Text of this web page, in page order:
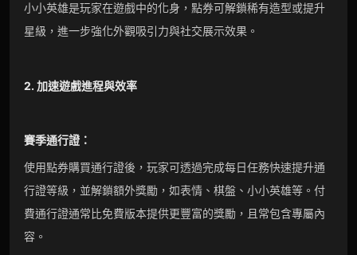
小小英雄是玩家在遊戲中的化身，點券可解鎖稀有造型或提升
星級，進一步強化外觀吸引力與社交展示效果。
2. 加速遊戲進程與效率
賽季通行證：
使用點券購買通行證後，玩家可透過完成每日任務快速提升通
行證等級，並解鎖額外獎勵，如表情、棋盤、小小英雄等。付
費通行證通常比免費版本提供更豐富的獎勵，且常包含專屬內
容。